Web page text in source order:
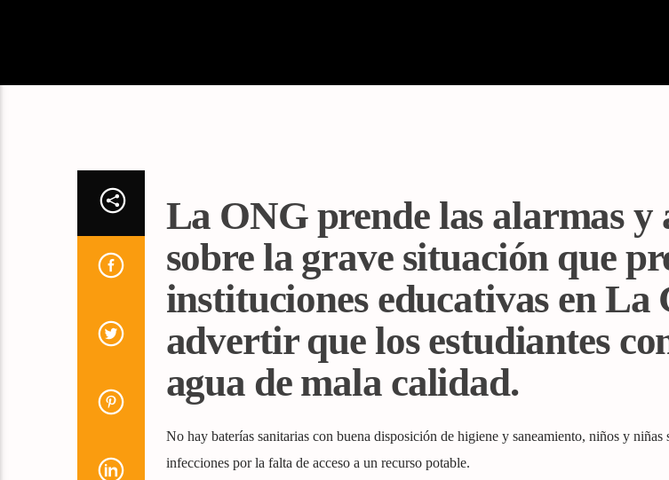
La ONG prende las alarmas y
sobre la grave situación que
instituciones educativas en
advertir que los estudiantes
agua de mala calidad.
No hay baterías sanitarias con buena disposición de higiene y saneamiento, niños y niñas
infecciones por la falta de acceso a un recurso potable.